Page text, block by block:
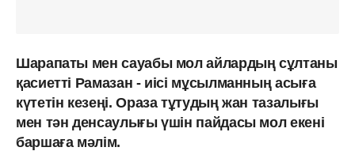
Шарапаты мен сауабы мол айлардың сұлтаны
қасиетті Рамазан - иісі мұсылманның асыға
күтетін кезеңі. Ораза тұтудың жан тазалығы
мен тән денсаулығы үшін пайдасы мол екені
баршаға мәлім.